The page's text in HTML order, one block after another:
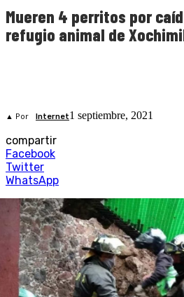
Mueren 4 perritos por
refugio animal de
▲ Por Internet1 septiembre, 2021
compartir
Facebook
Twitter
WhatsApp